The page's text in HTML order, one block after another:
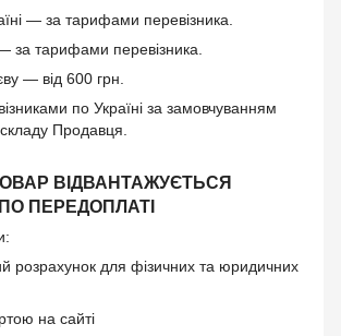
— за тарифами перевізника.
за тарифами перевізника.
— від 600 грн.
по Україні за замовчуванням
Продавця.
ВІДВАНТАЖУЄТЬСЯ
ПЕРЕДОПЛАТІ
розрахунок для фізичних та юридичних
на сайті